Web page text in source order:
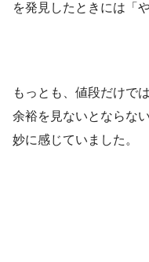
を発見したときには「
もっとも、値段だけで
余裕を見ないとならな
妙に感じていました。